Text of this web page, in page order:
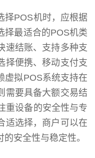
择POS机时，应根据
择最适合的POS机类
速结账、支持多种支
择便携、移动支付支
虚拟POS系统支持在
需要具备大额交易结
重设备的安全性与专
适选择，商户可以在
安全性与稳定性。